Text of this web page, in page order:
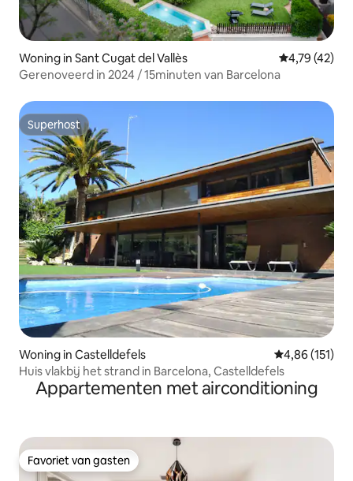
Woning in Sant Cugat del Vallès Gemiddelde
4,79 (42)
Gerenoveerd in 2024 / 15minuten van Barcelona
Superhost
Superhost
Woning in Castelldefels Gemiddelde
4,86 (151)
Huis vlakbij het strand in Barcelona, Castelldefels
Appartementen met airconditioning
Favoriet van gasten
Favoriet van gasten